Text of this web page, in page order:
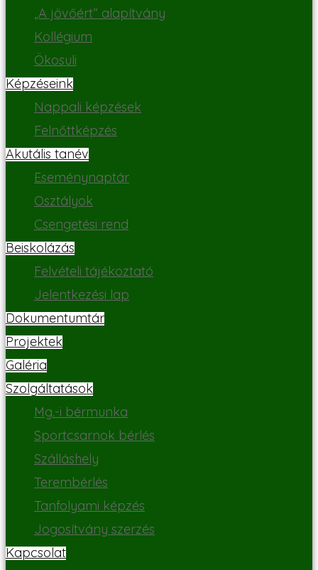
„A jövőért” alapítvány
Kollégium
Ökosuli
Képzéseink
Nappali képzések
Felnőttképzés
Akutális tanév
Eseménynaptár
Osztályok
Csengetési rend
Beiskolázás
Felvételi tájékoztató
Jelentkezési lap
Dokumentumtár
Projektek
Galéria
Szolgáltatások
Mg.-i bérmunka
Sportcsarnok bérlés
Szálláshely
Terembérlés
Tanfolyami képzés
Jogosítvány szerzés
Kapcsolat